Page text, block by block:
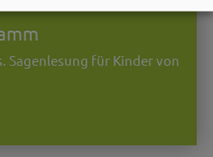
Sagenlesung für Kinder von